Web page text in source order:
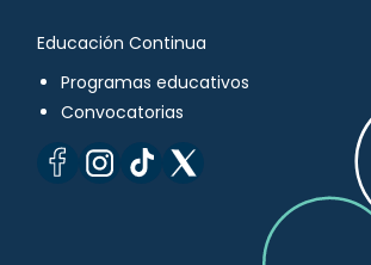
Educación Continua
Programas educativos
Convocatorias